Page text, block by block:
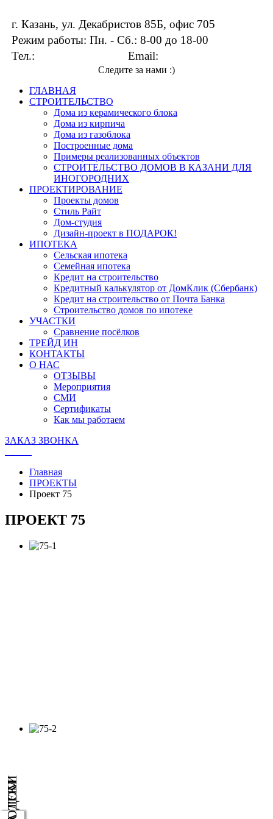
г. Казань, ул. Декабристов 85Б, офис 705
Режим работы: Пн. - Сб.: 8-00 до 18-00
Тел.:
Email:
Следите за нами :)
ГЛАВНАЯ
СТРОИТЕЛЬСТВО
Дома из керамического блока
Дома из кирпича
Дома из газоблока
Построенные дома
Примеры реализованных объектов
СТРОИТЕЛЬСТВО ДОМОВ В КАЗАНИ ДЛЯ
ИНОГОРОДНИХ
ПРОЕКТИРОВАНИЕ
Проекты домов
Стиль Райт
Дом-студия
Дизайн-проект в ПОДАРОК!
ИПОТЕКА
Сельская ипотека
Семейная ипотека
Кредит на строительство
Кредитный калькулятор от ДомКлик (Сбербанк)
Кредит на строительство от Почта Банка
Строительство домов по ипотеке
УЧАСТКИ
Сравнение посёлков
ТРЕЙД ИН
КОНТАКТЫ
О НАС
ОТЗЫВЫ
Мероприятия
СМИ
Сертификаты
Как мы работаем
ЗАКАЗ ЗВОНКА
Главная
ПРОЕКТЫ
Проект 75
ПРОЕКТ 75